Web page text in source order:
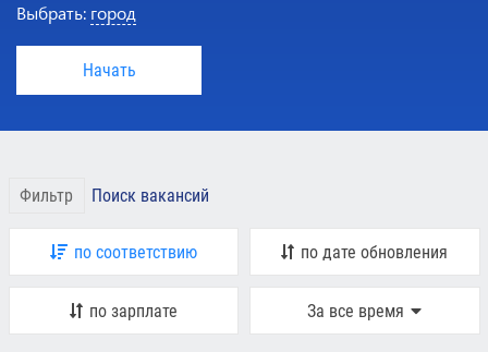
Выбрать: город
Начать
Фильтр Поиск вакансий
по соответствию по дате обновления
по зарплате За все время